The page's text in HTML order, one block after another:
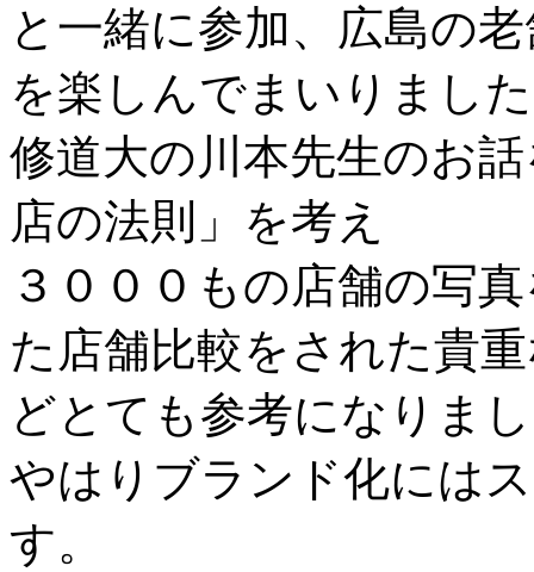
と一緒に参加、広島の
を楽しんでまいりまし
修道大の川本先生のお
店の法則」を考え
３０００もの店舗の写
た店舗比較をされた貴
どとても参考になりま
やはりブランド化には
す。